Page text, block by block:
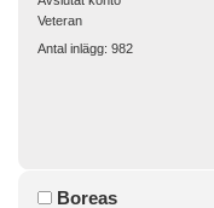
Veteran
Antal inlägg: 982
Boreas